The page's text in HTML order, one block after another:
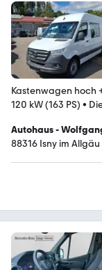
Kastenwagen hoch
120 kW (163 PS) •
Autohaus -
88316 Isny im Allgäu